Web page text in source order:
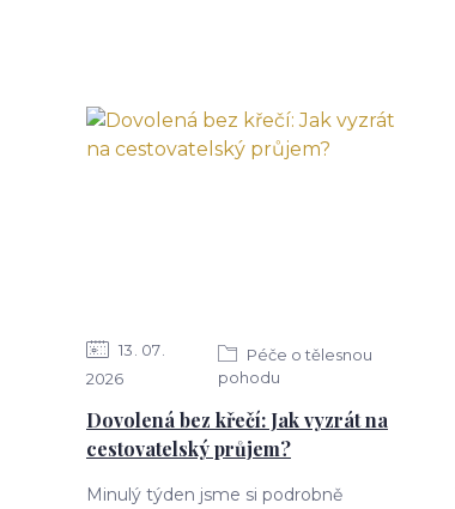
13 07
2026
Péče o tělesnou
pohodu
Dovolená bez křečí: Jak vyzrát na
cestovatelský průjem?
Minulý týden jsme si podrobně